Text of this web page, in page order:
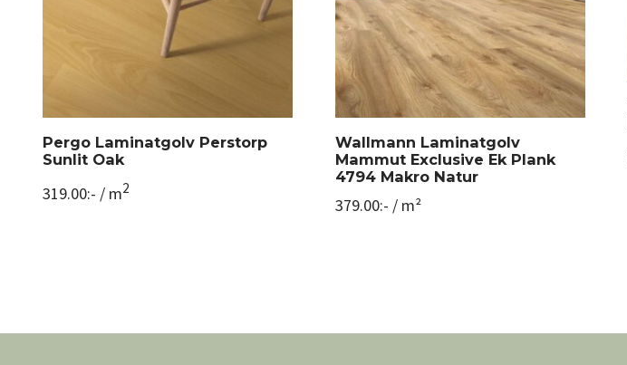
Pergo Laminatgolv Perstorp
Sunlit Oak
319.00:- / m2
Wallmann Laminatgolv
Mammut Exclusive Ek Plank
4794 Makro Natur
379.00:- / m²